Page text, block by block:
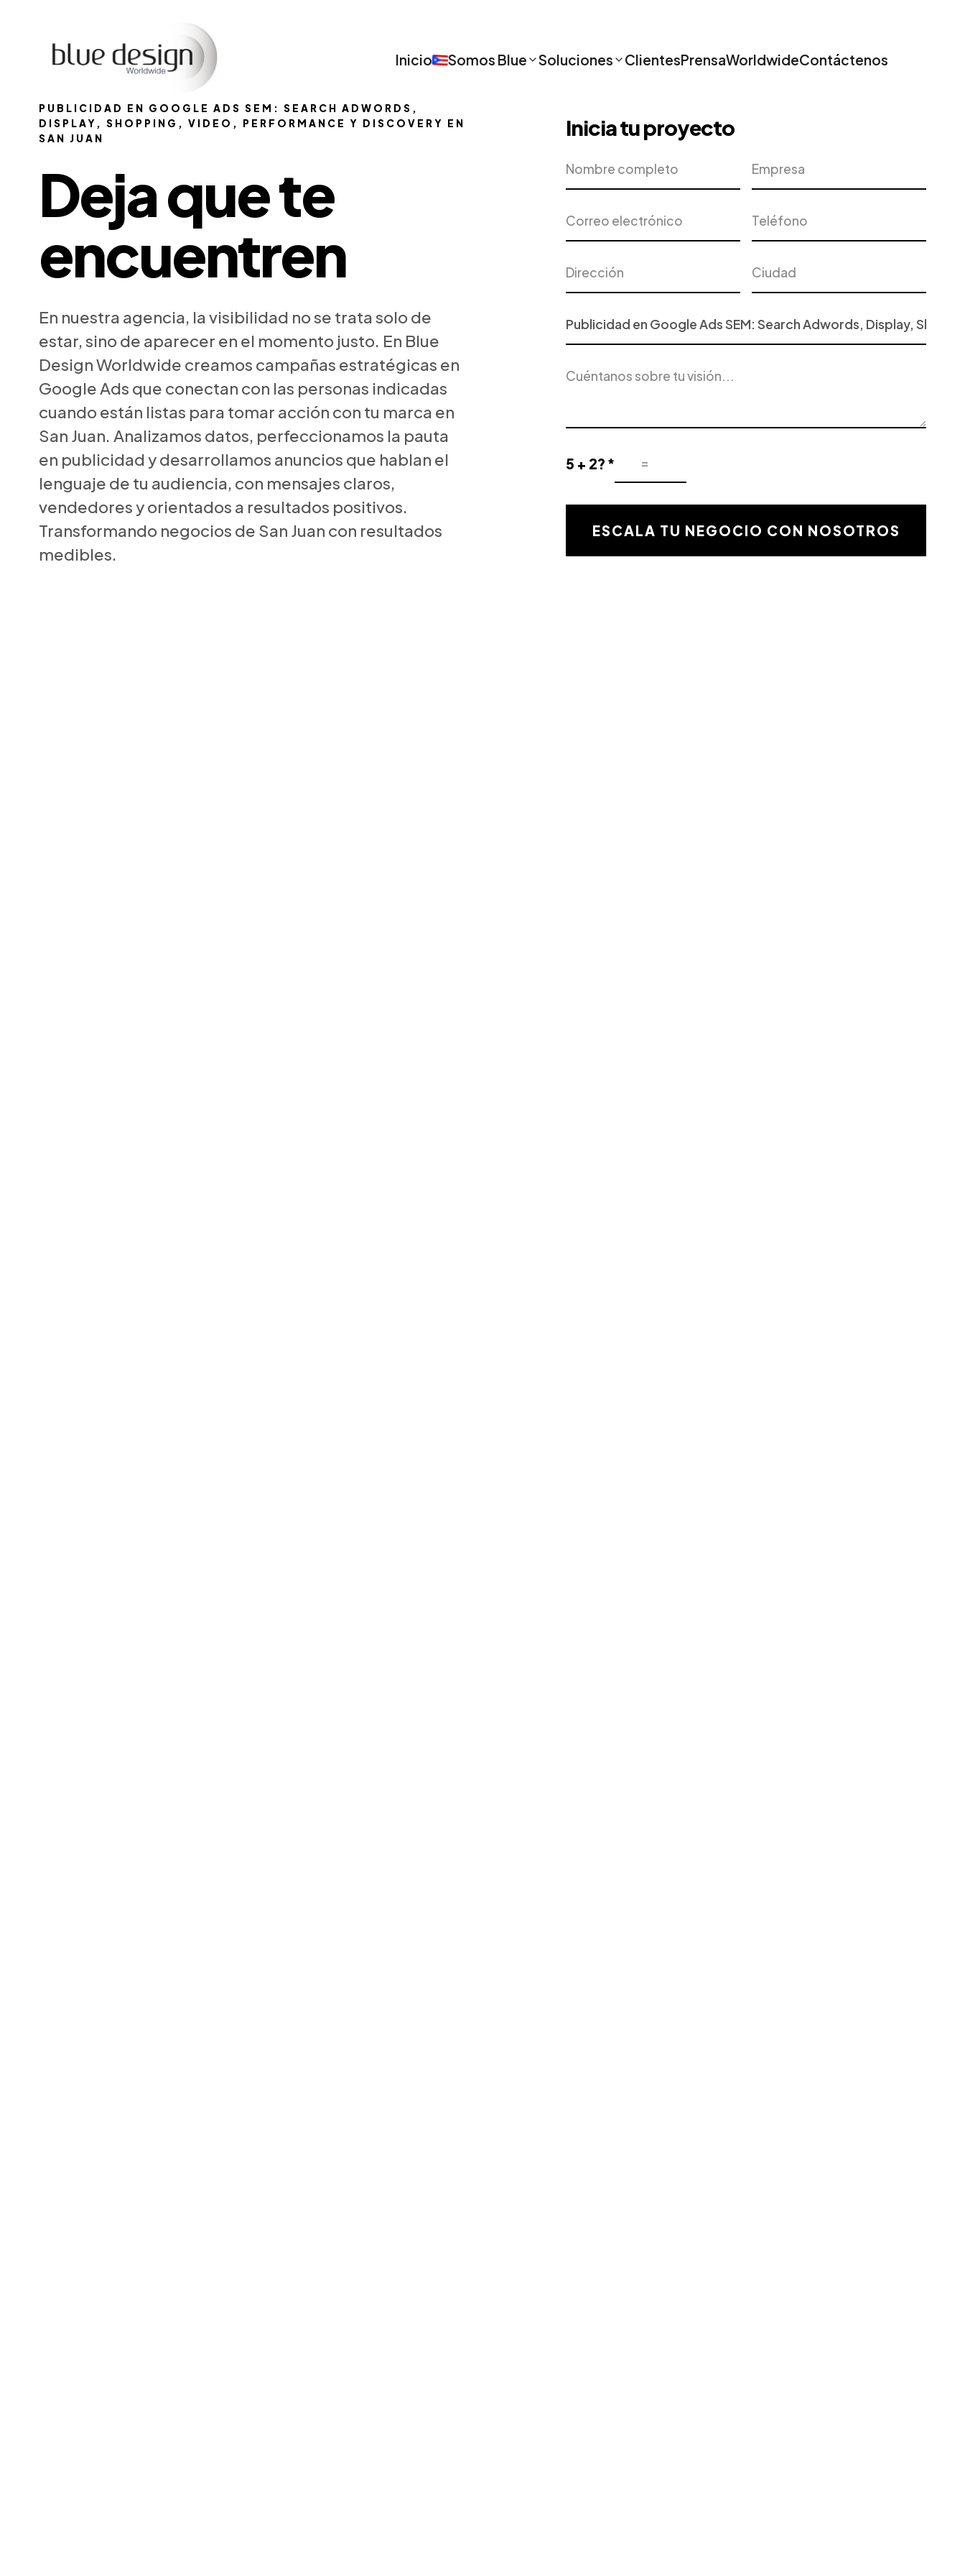
Inicio Somos Blue Soluciones ClientesPrensaWorldwideContáctenos
PUBLICIDAD EN GOOGLE ADS SEM: SEARCH ADWORDS,
DISPLAY, SHOPPING, VIDEO, PERFORMANCE Y DISCOVERY EN
SAN JUAN
Deja que te
encuentren
En nuestra agencia, la visibilidad no se trata solo de
estar, sino de aparecer en el momento justo. En Blue
Design Worldwide creamos campañas estratégicas en
Google Ads que conectan con las personas indicadas
cuando están listas para tomar acción con tu marca en
San Juan. Analizamos datos, perfeccionamos la pauta
en publicidad y desarrollamos anuncios que hablan el
lenguaje de tu audiencia, con mensajes claros,
vendedores y orientados a resultados positivos.
Transformando negocios de San Juan con resultados
medibles.
Inicia tu proyecto
completo
electrónico
o
Servicio
Interés
del
5 + 2? *
Resultado
la
validación
ESCALA TU NEGOCIO CON NOSOTROS